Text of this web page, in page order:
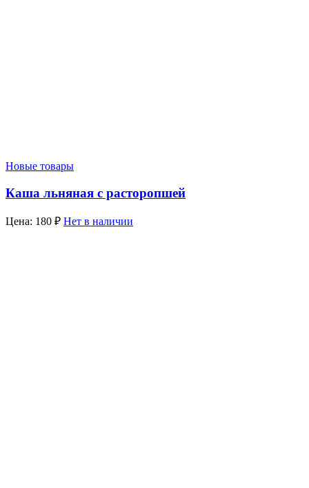
Новые товары
Каша льняная с расторопшей
Цена: 180 ₽ Нет в наличии